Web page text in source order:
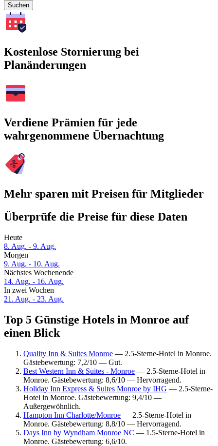
Suchen
Kostenlose Stornierung bei
Planänderungen
Verdiene Prämien für jede
wahrgenommene Übernachtung
Mehr sparen mit Preisen für Mitglieder
Überprüfe die Preise für diese Daten
Heute
8. Aug. - 9. Aug.
Morgen
9. Aug. - 10. Aug.
Nächstes Wochenende
14. Aug. - 16. Aug.
In zwei Wochen
21. Aug. - 23. Aug.
Top 5 Günstige Hotels in Monroe auf
einen Blick
Quality Inn & Suites Monroe — 2.5-Sterne-Hotel in Monroe.
Gästebewertung: 7,2/10 — Gut.
Best Western Inn & Suites - Monroe — 2.5-Sterne-Hotel in
Monroe. Gästebewertung: 8,6/10 — Hervorragend.
Holiday Inn Express & Suites Monroe by IHG — 2.5-Sterne-
Hotel in Monroe. Gästebewertung: 9,4/10 —
Außergewöhnlich.
Hampton Inn Charlotte/Monroe — 2.5-Sterne-Hotel in
Monroe. Gästebewertung: 8,8/10 — Hervorragend.
Days Inn by Wyndham Monroe NC — 1.5-Sterne-Hotel in
Monroe. Gästebewertung: 6,6/10.